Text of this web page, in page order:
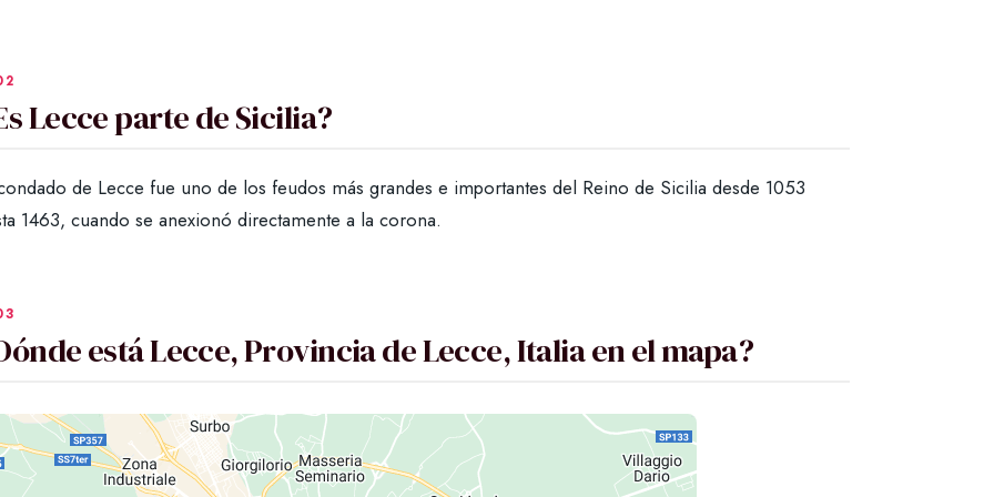
Lecce parte de Sicilia?
de Lecce fue uno de los feudos más grandes e importantes del Reino de Sicilia desde 1053
1463, cuando se anexionó directamente a la corona.
está Lecce, Provincia de Lecce, Italia en el mapa?